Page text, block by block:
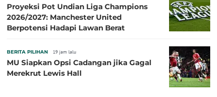
Proyeksi Pot Undian Liga Champions
2026/2027: Manchester United
Berpotensi Hadapi Lawan Berat
BERITA PILIHAN 19 jam lalu
MU Siapkan Opsi Cadangan jika Gagal
Merekrut Lewis Hall